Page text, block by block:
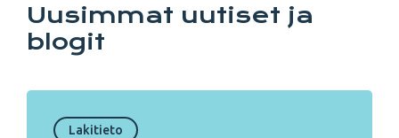
Uusimmat uutiset ja
blogit
Lakitieto